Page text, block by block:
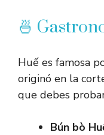
🍜
Huế es famosa
originó en la
que debes
Bún bò